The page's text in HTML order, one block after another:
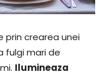
prin crearea unei
fulgi mari de
Ilumineaza